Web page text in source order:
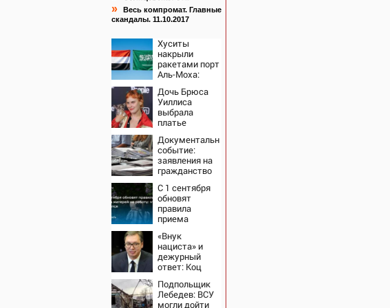
»
Весь компромат. Главные
скандалы. 11.10.2017
Хуситы
накрыли
ракетами порт
Аль-Моха:
жертв
Дочь Брюса
Уиллиса
выбрала
платье
свадьбы в
Сан-Вэлли
Документальное
событие:
заявления на
гражданство
уже более 60
тыс. жителей
ПМР
С 1 сентября
обновят
правила
приема
работу: что
изменится
«Внук
нациста» и
дежурный
ответ: Коц
раскритиковал
Вучича за
Подпольщик
Лебедев: ВСУ
могли дойти